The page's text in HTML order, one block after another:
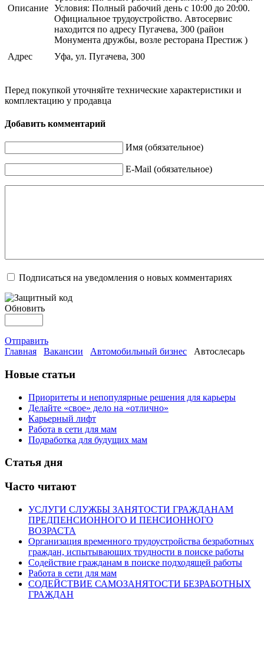
Описание Условия: Полный рабочий день с 10:00 до 20:00.
Официальное трудоустройство. Автосервис
находится по адресу Пугачева, 300 (район
Монумента дружбы, возле ресторана Престиж )
Адрес
Уфа, ул. Пугачева, 300
Перед покупкой уточняйте технические характеристики и
комплектацию у продавца
Добавить комментарий
Имя (обязательное)
E-Mail (обязательное)
Подписаться на уведомления о новых комментариях
Обновить
Отправить
Главная
Вакансии Автомобильный бизнес Автослесарь
Новые статьи
Приоритеты и непопулярные решения для карьеры
Делайте «свое» дело на «отлично»
Карьерный лифт
Работа в сети для мам
Подработка для будущих мам
Статья дня
Часто читают
УСЛУГИ СЛУЖБЫ ЗАНЯТОСТИ ГРАЖДАНАМ
ПРЕДПЕНСИОННОГО И ПЕНСИОННОГО
ВОЗРАСТА
Организация временного трудоустройства безработных
граждан, испытывающих трудности в поиске работы
Содействие гражданам в поиске подходящей работы
Работа в сети для мам
СОДЕЙСТВИЕ САМОЗАНЯТОСТИ БЕЗРАБОТНЫХ
ГРАЖДАН